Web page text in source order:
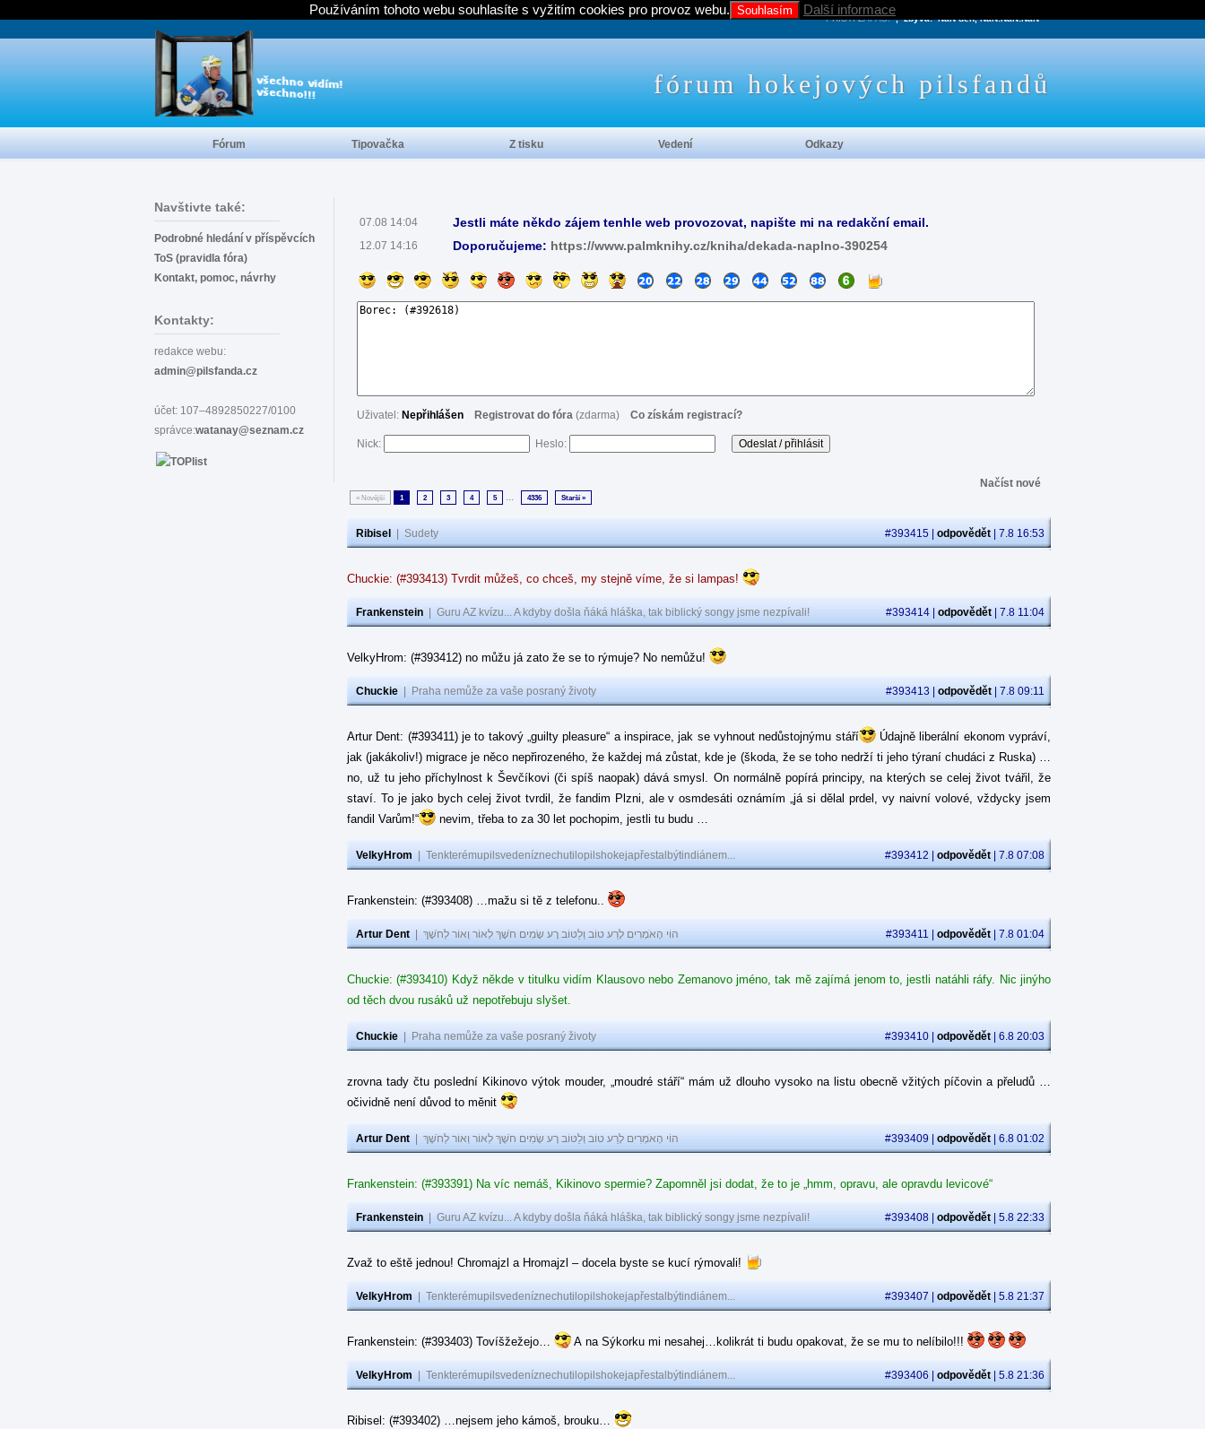
Navštivte také:
Podrobné hledání v příspěvcích
ToS (pravidla fóra)
Kontakt, pomoc, návrhy
Kontakty:
redakce webu:
admin@pilsfanda.cz
účet: 107–4892850227/0100
správce:watanay@seznam.cz
07.08 14:04 Jestli máte někdo zájem tenhle web provozovat, napište mi na redakční email.
12.07 14:16 Doporučujeme: https://www.palmknihy.cz/kniha/dekada-naplno-390254
Uživatel: Nepřihlášen Registrovat do fóra (zdarma) Co získám registrací?
Nick: Heslo:
Načíst nové
« Novější 1 2 3 4 5 ... 4336 Starší »
Ribisel Sudety #393415 | odpovědět | 7.8 16:53
Chuckie: (#393413) Tvrdit můžeš, co chceš, my stejně víme, že si lampas!
Frankenstein Guru AZ kvízu... A kdyby došla ňáká hláška, tak biblický songy jsme nezpívali! #393414 | odpovědět | 7.8 11:04
VelkyHrom: (#393412) no můžu já zato že se to rýmuje? No nemůžu!
Chuckie Praha nemůže za vaše posraný životy #393413 | odpovědět | 7.8 09:11
Artur Dent: (#393411) je to takový „guilty pleasure“ a inspirace, jak se vyhnout nedůstojnýmu stáří
Údajně liberální ekonom vypráví,
jak (jakákoliv!) migrace je něco nepřirozeného, že každej má zůstat, kde je (škoda, že se toho nedrží ti jeho týraní chudáci z Ruska) …
no, už tu jeho příchylnost k Ševčíkovi (či spíš naopak) dává smysl. On normálně popírá principy, na kterých se celej život tvářil, že
staví. To je jako bych celej život tvrdil, že fandim Plzni, ale v osmdesáti oznámím „já si dělal prdel, vy naivní volové, vždycky jsem
fandil Varům!“
nevim, třeba to za 30 let pochopim, jestli tu budu …
VelkyHrom Tenkterémupilsvedeníznechutilopilshokejapřestalbýtindiánem... #393412 | odpovědět | 7.8 07:08
Frankenstein: (#393408) …mažu si tě z telefonu..
Artur Dent הוֹי הָאֹמְרִים לָרַע טוֹב וְלַטּוֹב רָע שָׂמִים חֹשֶׁךְ לְאוֹר וְאוֹר לְחֹשֶׁךְ #393411 | odpovědět | 7.8 01:04
Chuckie: (#393410) Když někde v titulku vidím Klausovo nebo Zemanovo jméno, tak mě zajímá jenom to, jestli natáhli ráfy. Nic jinýho
od těch dvou rusáků už nepotřebuju slyšet.
Chuckie Praha nemůže za vaše posraný životy #393410 | odpovědět | 6.8 20:03
zrovna tady čtu poslední Kikinovo výtok mouder, „moudré stáří“ mám už dlouho vysoko na listu obecně vžitých píčovin a přeludů …
očividně není důvod to měnit
Artur Dent הוֹי הָאֹמְרִים לָרַע טוֹב וְלַטּוֹב רָע שָׂמִים חֹשֶׁךְ לְאוֹר וְאוֹר לְחֹשֶׁךְ #393409 | odpovědět | 6.8 01:02
Frankenstein: (#393391) Na víc nemáš, Kikinovo spermie? Zapomněl jsi dodat, že to je „hmm, opravu, ale opravdu levicové“
Frankenstein Guru AZ kvízu... A kdyby došla ňáká hláška, tak biblický songy jsme nezpívali! #393408 | odpovědět | 5.8 22:33
Zvaž to eště jednou! Chromajzl a Hromajzl – docela byste se kucí rýmovali!
VelkyHrom Tenkterémupilsvedeníznechutilopilshokejapřestalbýtindiánem... #393407 | odpovědět | 5.8 21:37
Frankenstein: (#393403) Tovíšžežejo… A na Sýkorku mi nesahej…kolikrát ti budu opakovat, že se mu to nelíbilo!!!
VelkyHrom Tenkterémupilsvedeníznechutilopilshokejapřestalbýtindiánem... #393406 | odpovědět | 5.8 21:36
Ribisel: (#393402) …nejsem jeho kámoš, brouku…
PRÍŠTÍ ZÁPAS:, zbývá:NaN den, NaN:NaN:NaN
fórum hokejových pilsfandů
Fórum Tipovačka Z tisku Vedení Odkazy
Používáním tohoto webu souhlasíte s vyžitím cookies pro provoz webu. Souhlasím Další informace